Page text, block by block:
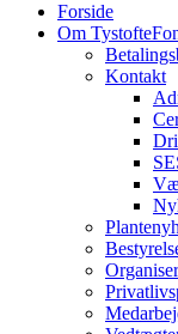
Forside
Om
Kontakt